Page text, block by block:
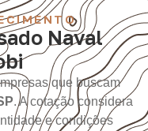
Naval
que buscam
. A cotação considera
e condições